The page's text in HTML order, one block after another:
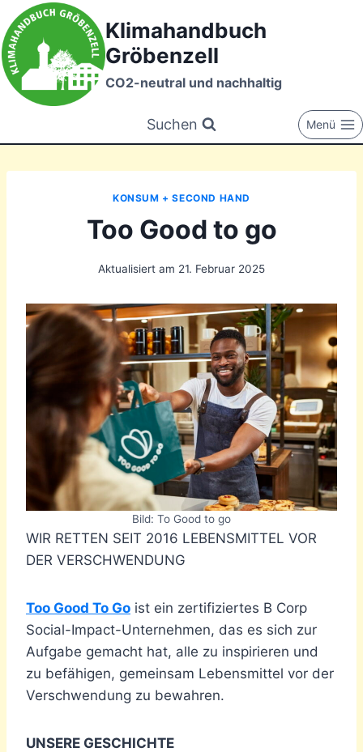
Zum
Inhalt
springen
Klimahandbuch
Gröbenzell
CO2-neutral und nachhaltig
Suchen Menü
KONSUM + SECOND HAND
Too Good to go
Aktualisiert am 21. Februar 2025
Bild: To Good to go
WIR RETTEN SEIT 2016 LEBENSMITTEL VOR
DER VERSCHWENDUNG
Too Good To Go ist ein zertifiziertes B Corp
Social-Impact-Unternehmen, das es sich zur
Aufgabe gemacht hat, alle zu inspirieren und
zu befähigen, gemeinsam Lebensmittel vor der
Verschwendung zu bewahren.
UNSERE GESCHICHTE